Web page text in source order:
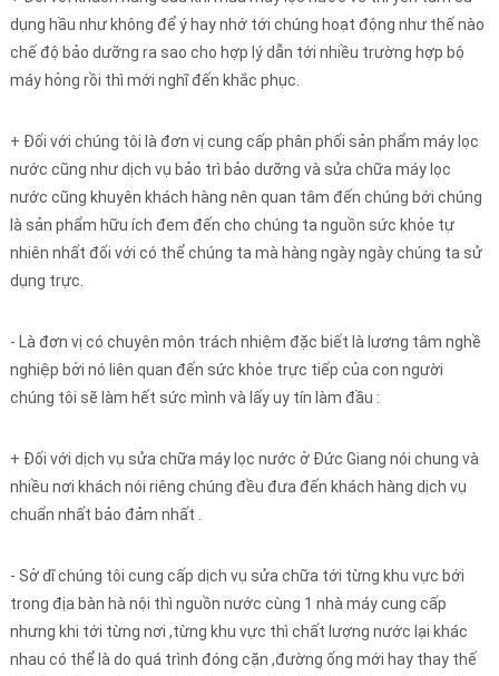
dụng hầu như không để ý hay nhớ tới chúng hoạt động như thế nào
chế độ bảo dưỡng ra sao cho hợp lý dẫn tới nhiều trường hợp bộ
máy hỏng rồi thì mới nghĩ đến khắc phục.
+ Đối với chúng tôi là đơn vị cung cấp phân phối sản phẩm máy lọc
nước cũng như dịch vụ bảo trì bảo dưỡng và sửa chữa máy lọc
nước cũng khuyên khách hàng nên quan tâm đến chúng bới chúng
là sản phẩm hữu ích đem đến cho chúng ta nguồn sức khỏe tự
nhiên nhất đối với có thể chúng ta mà hàng ngày ngày chúng ta sử
dụng trực.
- Là đơn vị có chuyên môn trách nhiệm đặc biết là lương tâm nghề
nghiệp bởi nó liên quan đến sức khỏe trực tiếp của con người
chúng tôi sẽ làm hết sức mình và lấy uy tín làm đầu :
+ Đối với dịch vụ sửa chữa máy lọc nước ở Đức Giang nói chung và
nhiều nơi khách nói riêng chúng đều đưa đến khách hàng dịch vụ
chuẩn nhất bảo đảm nhất .
- Sở dĩ chúng tôi cung cấp dịch vụ sửa chữa tới từng khu vực bới
trong địa bàn hà nội thì nguồn nước cùng 1 nhà máy cung cấp
nhưng khi tới từng nơi ,từng khu vực thì chất lượng nước lại khác
nhau có thể là do quá trình đóng cặn ,đường ống mới hay thay thế